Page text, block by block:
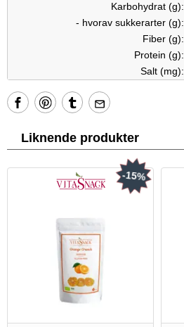
Karbohydrat (g):
- hvorav sukkerarter (g):
Fiber (g):
Protein (g):
Salt (mg):
Liknende produkter
-15%